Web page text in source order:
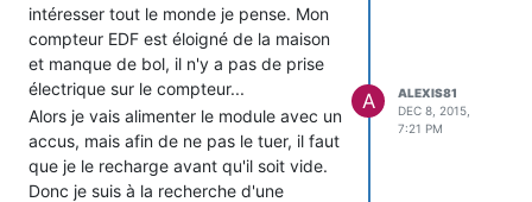
intéresser tout le monde je pense. Mon
compteur EDF est éloigné de la maison
et manque de bol, il n'y a pas de prise
électrique sur le compteur...
Alors je vais alimenter le module avec un
accus, mais afin de ne pas le tuer, il faut
que je le recharge avant qu'il soit vide.
Donc je suis à la recherche d'une
A
ALEXIS81
DEC 8, 2015,
7:21 PM